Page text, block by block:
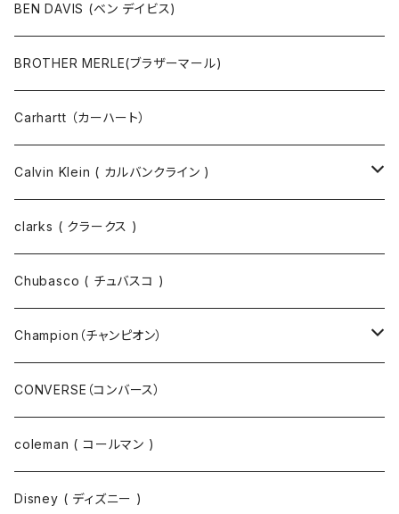
その他
マスクコード
財布 / キーケース
キーホルダー / スマホスタンド
コート
パンツ
パーカ
パンツ
ジャケット・ブルゾン
コート
シャツ
半袖Tシャツ
長袖Tシャツ
半袖シャツ
長袖シャツ
スウェット
パーカー
ニット
ジャケット
コート
ポロシャツ
BEN DAVIS (ベン デイビス)
BROTHER MERLE(ブラザーマール)
Carhartt （カーハート）
Calvin Klein ( カルバンクライン )
ジャケット
パーカー
clarks ( クラークス )
Chubasco ( チュバスコ )
Champion（チャンピオン）
スウェットパンツ
パーカー
スウェット
CONVERSE（コンバース）
coleman ( コールマン )
Disney ( ディズニー )